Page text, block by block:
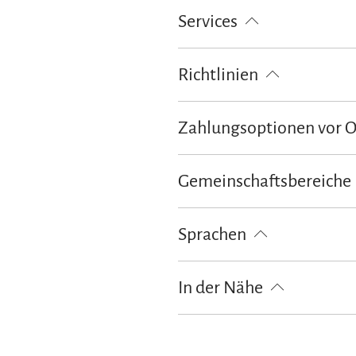
Services
Richtlinien
Zahlungsoptionen vor
Gemeinschaftsbereiche
Sprachen
In der Nähe